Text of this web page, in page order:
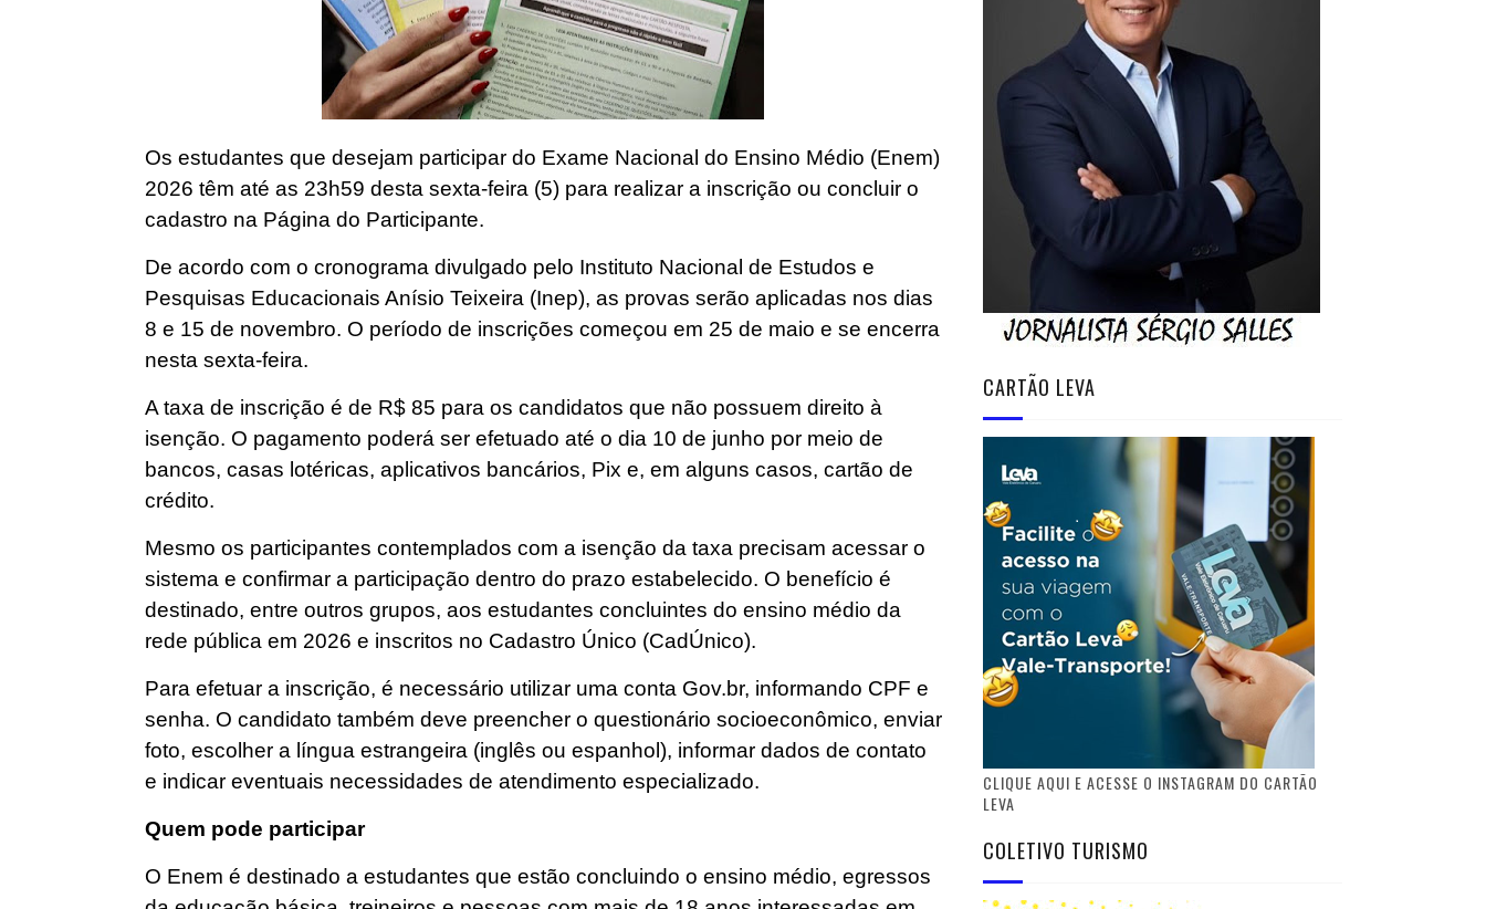
Os estudantes que desejam participar do Exame Nacional do Ensino Médio (Enem)
2026 têm até as 23h59 desta sexta-feira (5) para realizar a inscrição ou concluir o
cadastro na Página do Participante.
De acordo com o cronograma divulgado pelo Instituto Nacional de Estudos e
Pesquisas Educacionais Anísio Teixeira (Inep), as provas serão aplicadas nos dias
8 e 15 de novembro. O período de inscrições começou em 25 de maio e se encerra
nesta sexta-feira.
A taxa de inscrição é de R$ 85 para os candidatos que não possuem direito à
isenção. O pagamento poderá ser efetuado até o dia 10 de junho por meio de
bancos, casas lotéricas, aplicativos bancários, Pix e, em alguns casos, cartão de
crédito.
Mesmo os participantes contemplados com a isenção da taxa precisam acessar o
sistema e confirmar a participação dentro do prazo estabelecido. O benefício é
destinado, entre outros grupos, aos estudantes concluintes do ensino médio da
rede pública em 2026 e inscritos no Cadastro Único (CadÚnico).
Para efetuar a inscrição, é necessário utilizar uma conta Gov.br, informando CPF e
senha. O candidato também deve preencher o questionário socioeconômico, enviar
foto, escolher a língua estrangeira (inglês ou espanhol), informar dados de contato
e indicar eventuais necessidades de atendimento especializado.
Quem pode participar
O Enem é destinado a estudantes que estão concluindo o ensino médio, egressos
CARTÃO LEVA
CLIQUE AQUI E ACESSE O INSTAGRAM DO CARTÃO
LEVA
COLETIVO TURISMO